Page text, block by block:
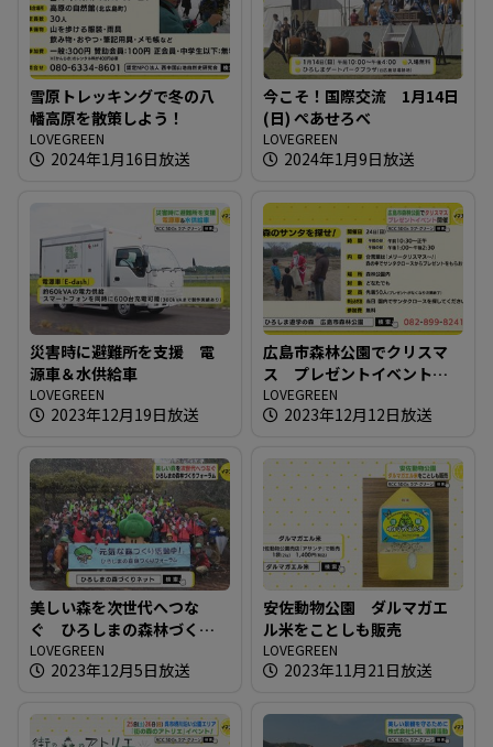
雪原トレッキングで冬の八
幡高原を散策しよう！
LOVEGREEN
2024年1月16日放送
今こそ！国際交流 1月14日
(日) ぺあせろべ
LOVEGREEN
2024年1月9日放送
災害時に避難所を支援 電
源車＆水供給車
LOVEGREEN
2023年12月19日放送
広島市森林公園でクリスマ
ス プレゼントイベント開
催
LOVEGREEN
2023年12月12日放送
美しい森を次世代へつな
ぐ ひろしまの森林づくり
フォーラム
LOVEGREEN
2023年12月5日放送
安佐動物公園 ダルマガエ
ル米をことしも販売
LOVEGREEN
2023年11月21日放送